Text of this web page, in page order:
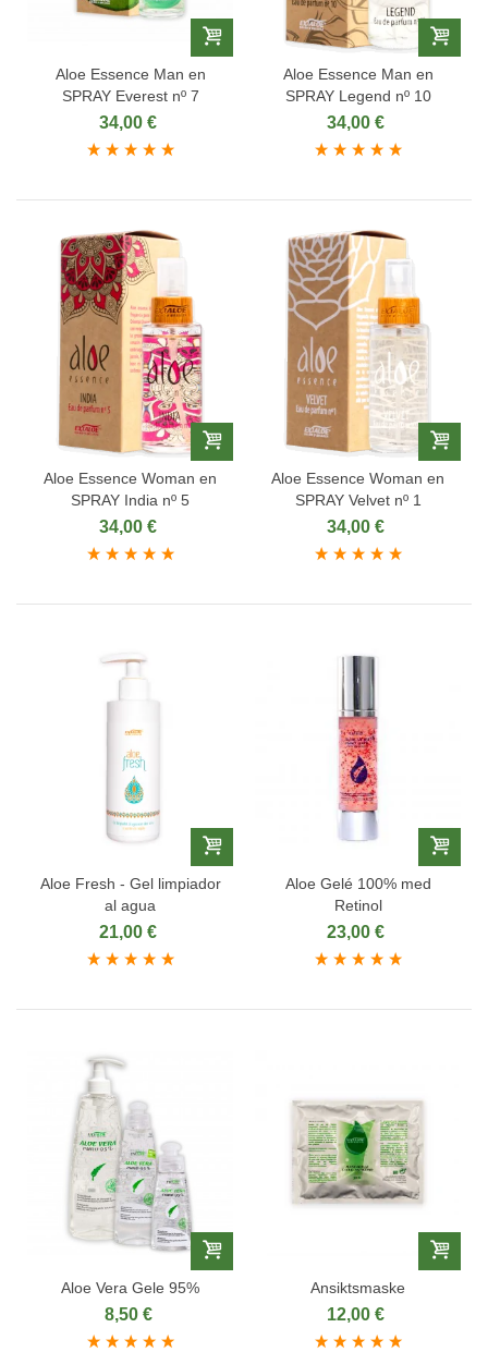
Aloe Essence Man en
SPRAY Everest nº 7
34,00 €
Aloe Essence Man en
SPRAY Legend nº 10
34,00 €
Aloe Essence Woman en
SPRAY India nº 5
34,00 €
Aloe Essence Woman en
SPRAY Velvet nº 1
34,00 €
Aloe Fresh - Gel limpiador
al agua
21,00 €
Aloe Gelé 100% med
Retinol
23,00 €
Aloe Vera Gele 95%
8,50 €
Ansiktsmaske
12,00 €